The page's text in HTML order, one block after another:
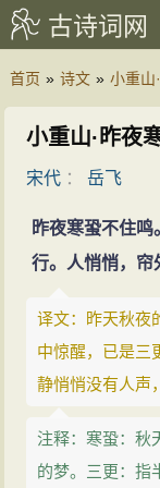
古诗词网
首页 » 诗文 » 小重山
小重山·昨夜
宋代 ：岳飞
昨夜寒蛩不住
行。人悄悄，帘
译文：昨天秋夜
中惊醒，已是三
静悄悄没有人声
注释：寒蛩：秋
的梦。三更：指